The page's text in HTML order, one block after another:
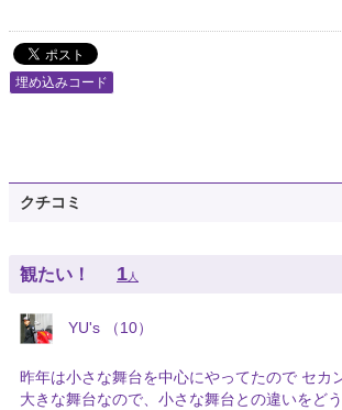
埋め込みコード
クチコミ
観たい！ 1人
YU's （10）
昨年は小さな舞台を中心にやってたので セカ
大きな舞台なので、小さな舞台との違いをど